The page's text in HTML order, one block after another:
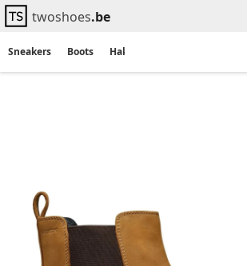
twoshoes.be
Sneakers Boots Hakken